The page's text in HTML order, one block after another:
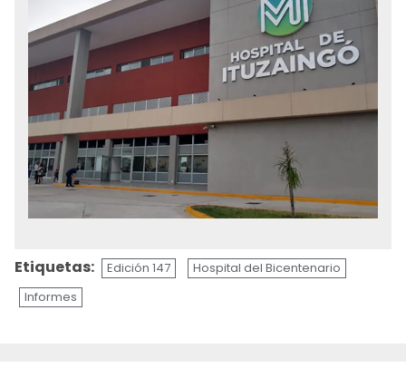
Etiquetas: Edición 147
Hospital del Bicentenario
Informes